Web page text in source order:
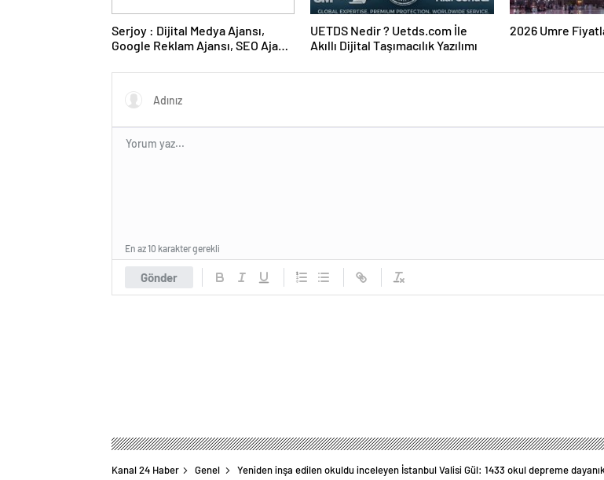
Serjoy : Dijital Medya Ajansı,
Google Reklam Ajansı, SEO Ajansı
UETDS Nedir ? Uetds.com İle
Akıllı Dijital Taşımacılık Yazılımı
2026 Umre
Gönder
En az 10 karakter gerekli
Kanal 24 Haber Genel Yeniden inşa edilen okuldu inceleyen İstanbul Valisi Gül: 1433 okul depreme